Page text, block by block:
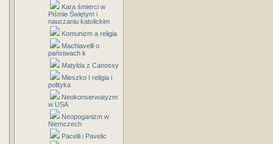
Kara śmierci w
Piśmie Świętym i
nauczaniu katolickim
Komunizm a religia
Machiavelli o
państwach k
Matylda z Canossy
Mieszko I religia i
polityka
Neokonserwatyzm
w USA
Neopoganizm w
Niemczech
Pacelli i Pavelic